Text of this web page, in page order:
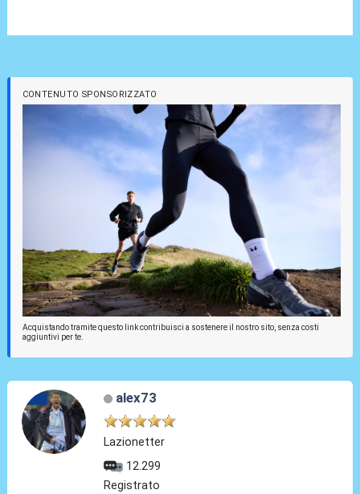
CONTENUTO SPONSORIZZATO
Acquistando tramite questo link contribuisci a sostenere il nostro sito, senza costi
aggiuntivi per te.
alex73
Lazionetter
12.299
Registrato